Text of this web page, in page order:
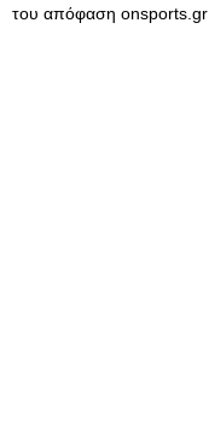
του απόφαση onsports.gr